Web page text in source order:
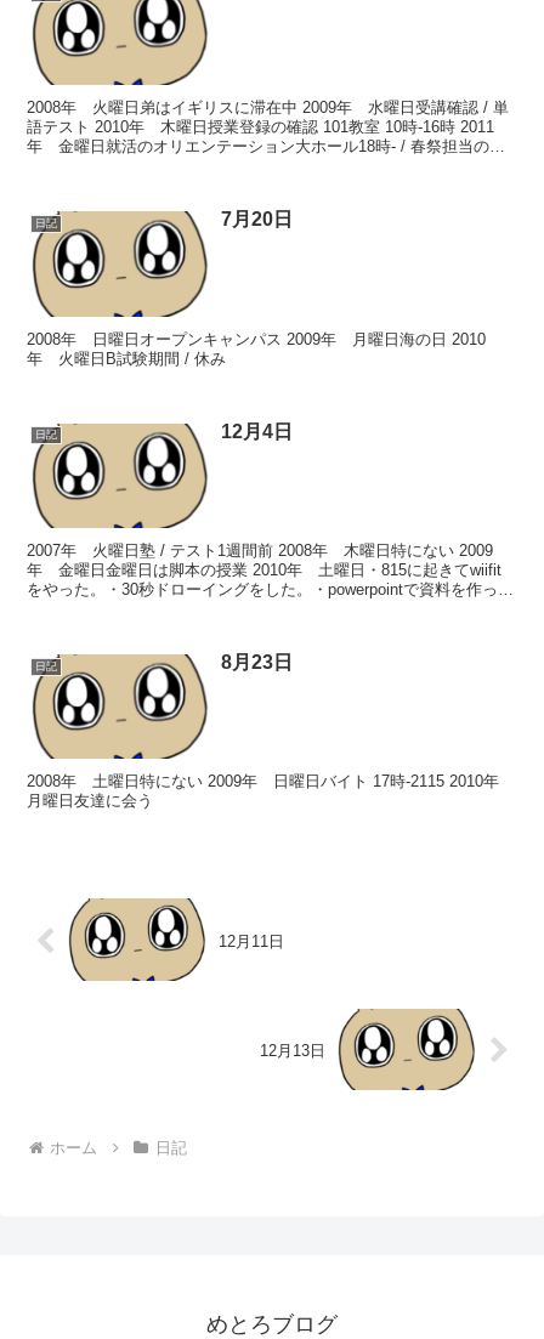
2008年 火曜日弟はイギリスに滞在中 2009年 水曜日受講確認 / 単
語テスト 2010年 木曜日授業登録の確認 101教室 10時-16時 2011
年 金曜日就活のオリエンテーション大ホール18時- / 春祭担当の先
日記 7月20日
2008年 日曜日オープンキャンパス 2009年 月曜日海の日 2010
年 火曜日B試験期間 / 休み
日記 12月4日
2007年 火曜日塾 / テスト1週間前 2008年 木曜日特にない 2009
年 金曜日金曜日は脚本の授業 2010年 土曜日・815に起きてwiifit
をやった。・30秒ドローイングをした。・powerpointで資料を作っ
日記 8月23日
2008年 土曜日特にない 2009年 日曜日バイト 17時-2115 2010年
月曜日友達に会う
12月11日
12月13日
ホーム 日記
めとろブログ